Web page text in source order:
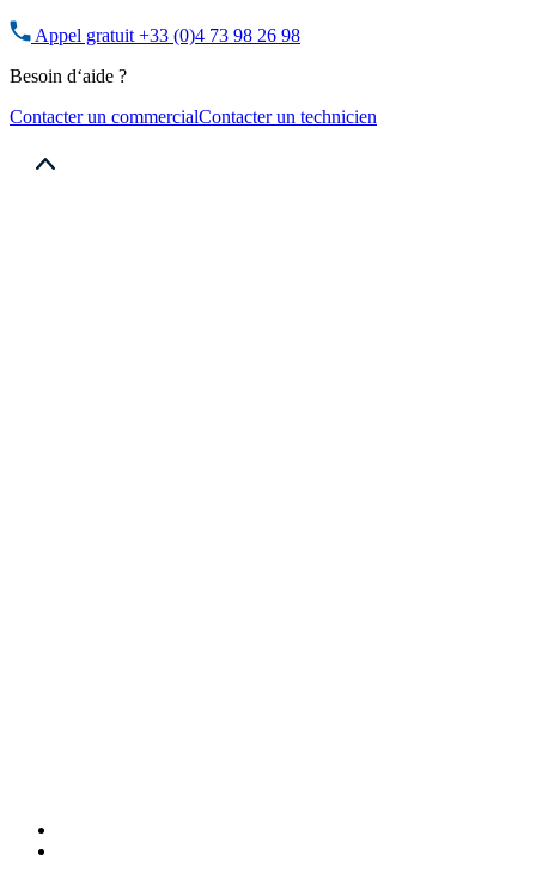
Appel gratuit +33 (0)4 73 98 26 98
Besoin d‘aide ?
Contacter un commercialContacter un technicien